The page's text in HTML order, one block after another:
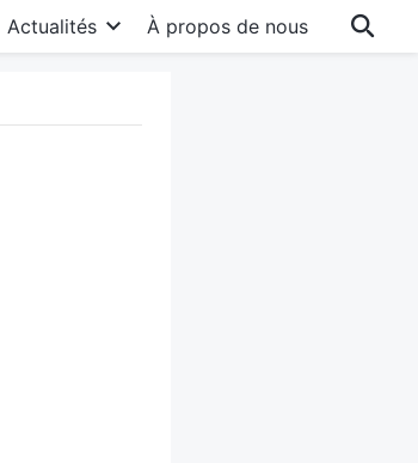
Actualités À propos de nous